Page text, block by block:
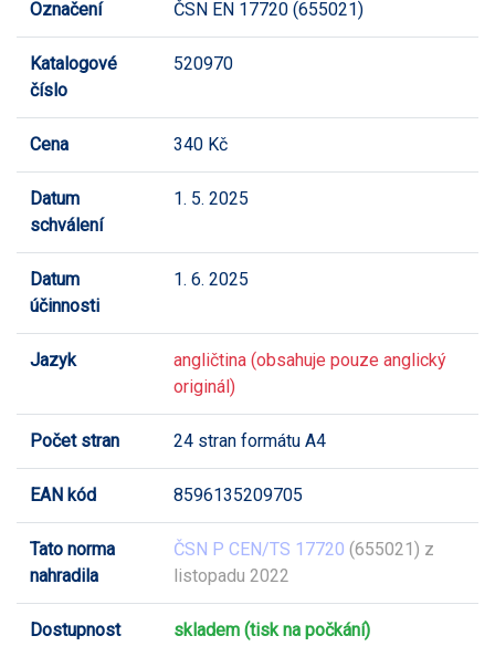
Označení ČSN EN 17720 (655021)
Katalogové
číslo
520970
Cena 340 Kč
Datum
schválení
1. 5. 2025
Datum
účinnosti
1. 6. 2025
Jazyk
angličtina (obsahuje pouze anglický
originál)
Počet stran 24 stran formátu A4
EAN kód 8596135209705
Tato norma
nahradila
ČSN P CEN/TS 17720 (655021) z
listopadu 2022
Dostupnost skladem (tisk na počkání)